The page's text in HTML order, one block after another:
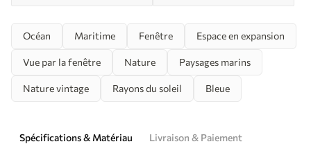
Océan Maritime Fenêtre Espace en expansion
Vue par la fenêtre Nature Paysages marins
Nature vintage Rayons du soleil Bleue
Spécifications & Matériau
Livraison & Paiement